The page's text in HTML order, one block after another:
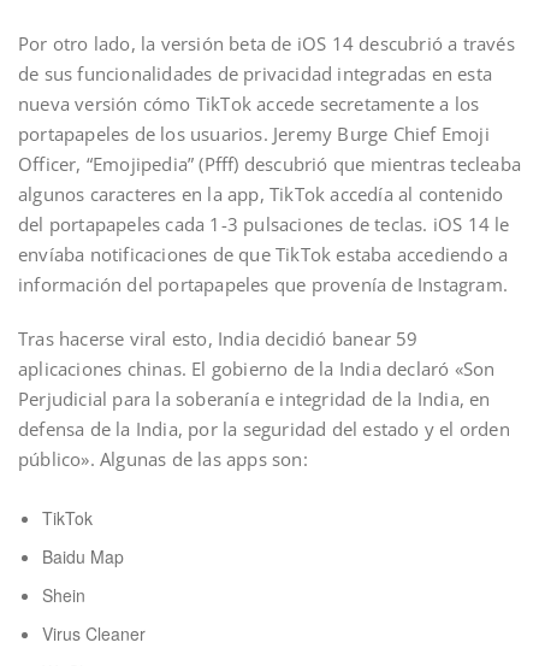
Por otro lado, la versión beta de iOS 14 descubrió a través
de sus funcionalidades de privacidad integradas en esta
nueva versión cómo TikTok accede secretamente a los
portapapeles de los usuarios. Jeremy Burge Chief Emoji
Officer, “Emojipedia” (Pfff) descubrió que mientras tecleaba
algunos caracteres en la app, TikTok accedía al contenido
del portapapeles cada 1-3 pulsaciones de teclas. iOS 14 le
envíaba notificaciones de que TikTok estaba accediendo a
información del portapapeles que provenía de Instagram.
Tras hacerse viral esto, India decidió banear 59
aplicaciones chinas. El gobierno de la India declaró «Son
Perjudicial para la soberanía e integridad de la India, en
defensa de la India, por la seguridad del estado y el orden
público». Algunas de las apps son:
TikTok
Baidu Map
Shein
Virus Cleaner